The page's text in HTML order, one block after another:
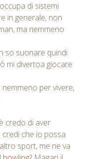
di sistemi
in generale, non
ma nemmeno
so suonare quindi
mi divertoa giocare
nemmeno per vivere,
credo di aver
credi che io possa
sport, me ne va